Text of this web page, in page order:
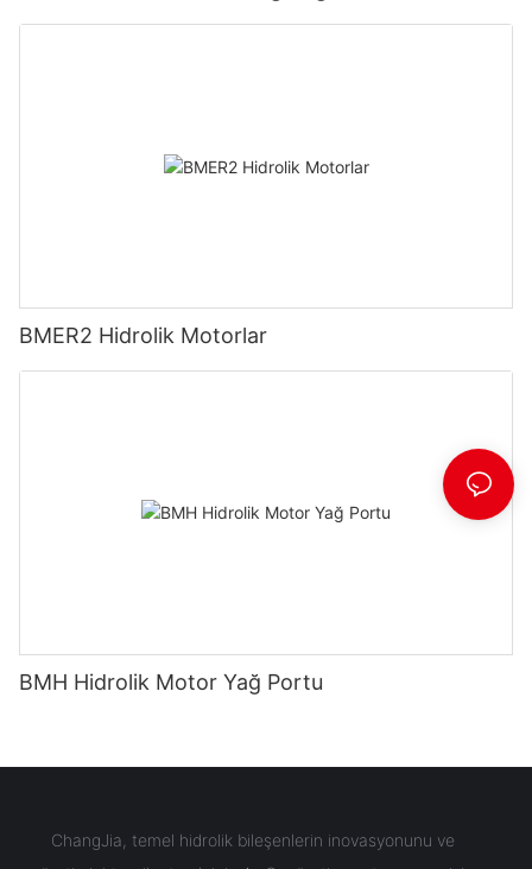
BMER2 Hidrolik Motorlar
BMH Hidrolik Motor Yağ Portu
ChangJia, temel hidrolik bileşenlerin inovasyonunu ve